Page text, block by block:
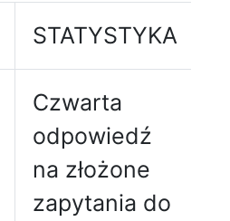
STATYSTYKA
Czwarta
odpowiedź
na złożone
zapytania do